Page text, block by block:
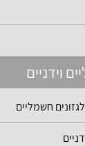
וידניים
חשמליים